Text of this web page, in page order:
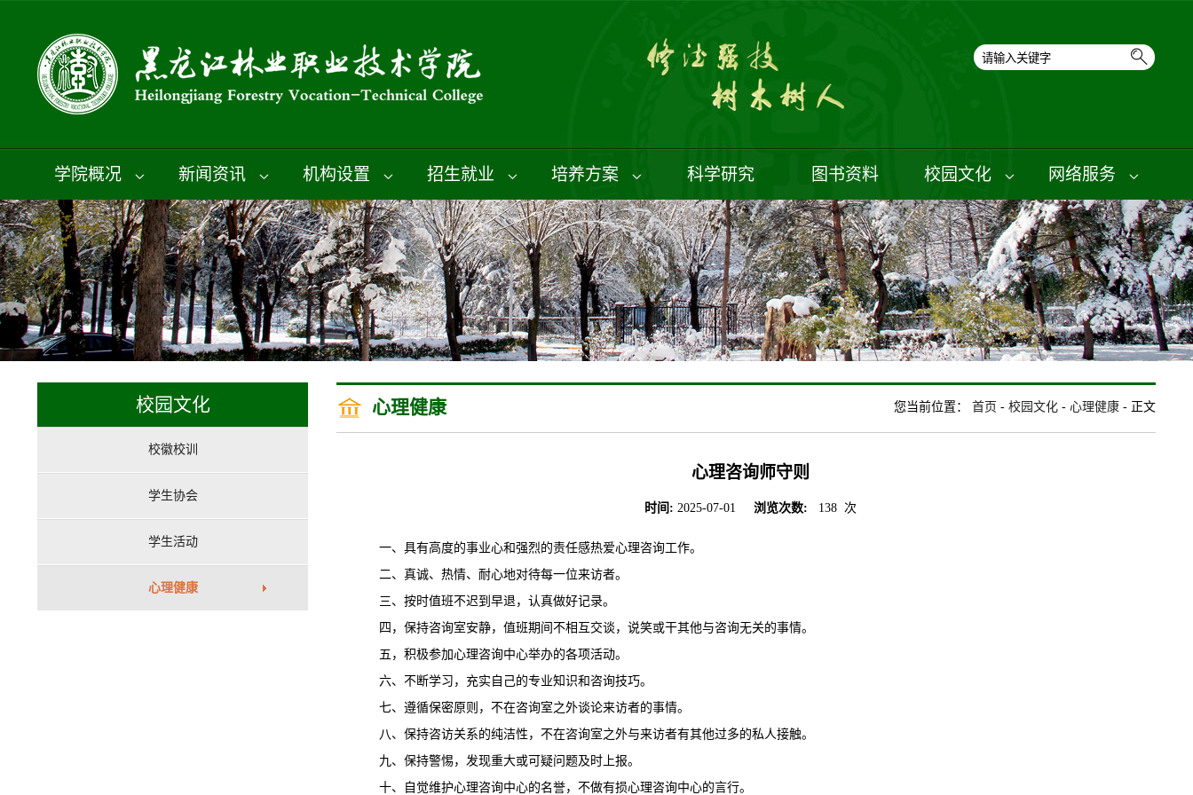
学院概况 新闻资讯 机构设置 招生就业 培养方案 科学研究 图书资料 校园文化 网络服务
校园文化
校徽校训
学生协会
学生活动
心理健康
您当前位置： 首页 - 校园文化 - 心理健康 - 正文
心理健康
心理咨询师守则
时间: 2025-07-01 浏览次数: 138 次
一、具有高度的事业心和强烈的责任感热爱心理咨询工作。
二、真诚、热情、耐心地对待每一位来访者。
三、按时值班不迟到早退，认真做好记录。
四，保持咨询室安静，值班期间不相互交谈，说笑或干其他与咨询无关的事情。
五，积极参加心理咨询中心举办的各项活动。
六、不断学习，充实自己的专业知识和咨询技巧。
七、遵循保密原则，不在咨询室之外谈论来访者的事情。
八、保持咨访关系的纯洁性，不在咨询室之外与来访者有其他过多的私人接触。
九、保持警惕，发现重大或可疑问题及时上报。
十、自觉维护心理咨询中心的名誉，不做有损心理咨询中心的言行。